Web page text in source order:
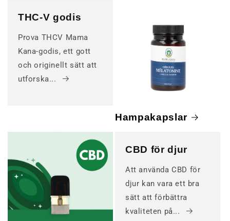
THC-V godis
Prova THCV Mama
Kana-godis, ett gott
och originellt sätt att
utforska...
Hampakapslar
CBD för djur
Att använda CBD för
djur kan vara ett bra
sätt att förbättra
kvaliteten på...